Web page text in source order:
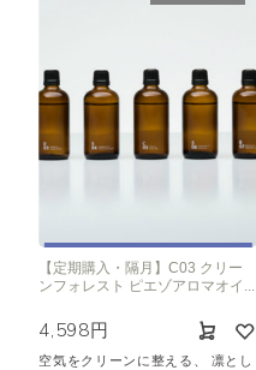
【定期購入・隔月】C03 クリー
ンフォレスト ピエゾアロマオイ...
4,598円
空気をクリーンに整える、 凛とし